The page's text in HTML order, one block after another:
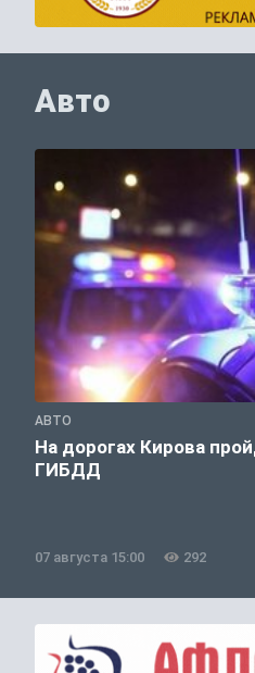
Авто
АВТО
На дорогах Кирова
ГИБДД
07 августа 15:00 292